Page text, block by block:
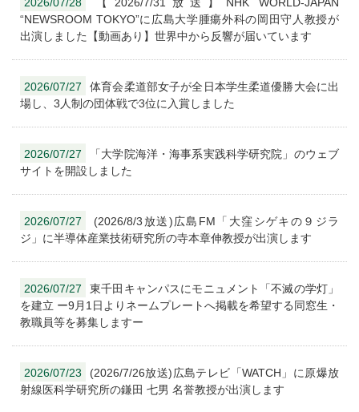
“NEWSROOM TOKYO”に広島大学腫瘍外科の岡田守人教授が
出演しました【動画あり】世界中から反響が届いています
2026/07/27
体育会柔道部女子が全日本学生柔道優勝大会に出
場し、3人制の団体戦で3位に入賞しました
2026/07/27
「大学院海洋・海事系実践科学研究院」のウェブ
サイトを開設しました
2026/07/27
(2026/8/3放送)広島FM「大窪シゲキの９ジラ
ジ」に半導体産業技術研究所の寺本章伸教授が出演します
2026/07/27
東千田キャンパスにモニュメント「不滅の学灯」
を建立 ー9月1日よりネームプレートへ掲載を希望する同窓生・
教職員等を募集しますー
2026/07/23
(2026/7/26放送)広島テレビ「WATCH」に原爆放
射線医科学研究所の鎌田 七男 名誉教授が出演します